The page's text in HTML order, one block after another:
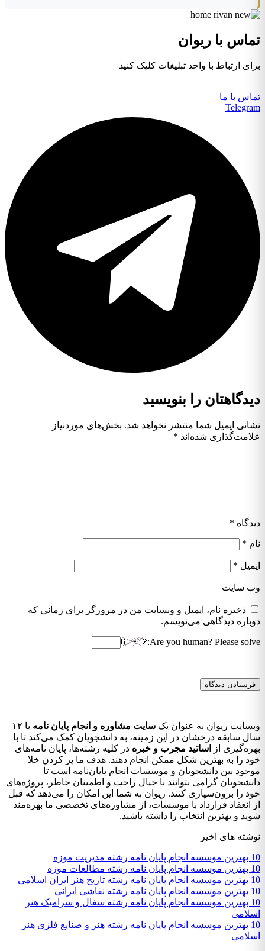
تماس با ریوان
برای ارتباط با واحد تبلیغات کلیک کنید
تماس با ما
Telegram
دیدگاهتان را بنویسید
نشانی ایمیل شما منتشر نخواهد شد. بخش‌های موردنیاز
علامت‌گذاری شده‌اند *
دیدگاه *
نام *
ایمیل *
وب‌ سایت
ذخیره نام، ایمیل و وبسایت من در مرورگر برای زمانی که
دوباره دیدگاهی می‌نویسم.
Are you human? Please solve:
وبسایت ریوان به عنوان یک سایت مشاوره و انجام پایان نامه
با ۱۲
سال سابقه درخشان در این زمینه، به دانشجویان کمک می‌کند تا با
بهره‌گیری از
اساتید مجرب و خبره در کلیه رشته‌ها، پایان نامه‌های
خود را به بهترین شکل ممکن انجام دهند. هدف ما پر کردن خلا
موجود بین دانشجویان و موسسات انجام پایان‌نامه است تا
دانشجویان گرامی بتوانند با خیال راحت و اطمینان خاطر، پروژه‌های
خود را برون‌سپاری کنند. ریوان به شما این امکان را می‌دهد که قبل
از انعقاد قرارداد با موسسات، از مشاوره‌های تخصصی ما بهره‌مند
شوید و بهترین انتخاب را داشته باشید.
نوشته های اخیر
10 بهترین موسسه انجام پایان نامه رشته مدیریت موزه
10 بهترین موسسه انجام پایان نامه رشته مطالعات موزه
10 بهترین موسسه انجام پایان نامه رشته تاریخ هنر ایران اسلامی
10 بهترین موسسه انجام پایان نامه رشته نقاشی ایرانی
10 بهترین موسسه انجام پایان نامه رشته سفال و سرامیک هنر
اسلامی
10 بهترین موسسه انجام پایان نامه رشته هنر و صنایع فلزی هنر
اسلامی